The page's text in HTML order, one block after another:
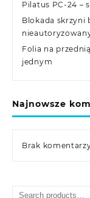
Pilatus PC-24 –
Blokada skrzyni
Folia na
jednym
Najnowsze
Brak
Search